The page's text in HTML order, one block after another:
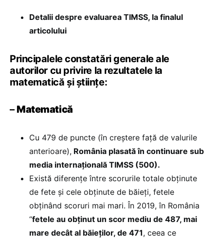
Detalii despre evaluarea TIMSS, la finalul
articolului
Principalele constatări generale ale
autorilor cu privire la rezultatele la
matematică și științe:
– Matematică
Cu 479 de puncte (în creștere față de valurile
anterioare), România plasată în continuare sub
media internațională TIMSS (500).
Există diferențe între scorurile totale obținute
de fete și cele obținute de băieți, fetele
obținând scoruri mai mari. În 2019, în România
“fetele au obținut un scor mediu de 487, mai
mare decât al băieților, de 471, ceea ce